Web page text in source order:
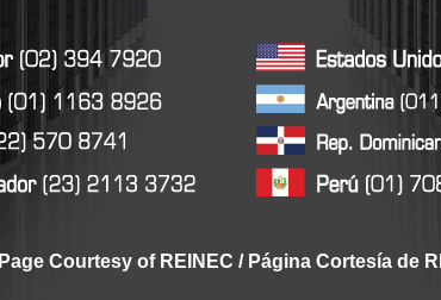
Page Courtesy of REINEC / Página Cortesía de